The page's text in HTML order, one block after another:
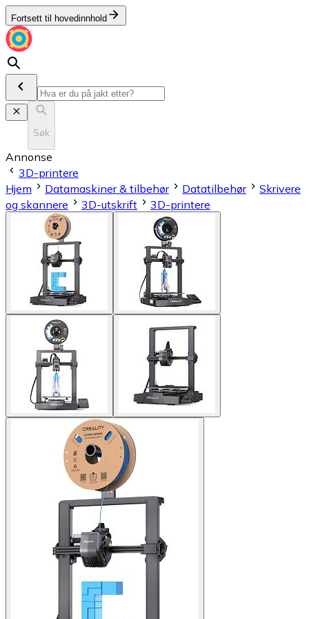
Fortsett til hovedinnhold
Søk
Annonse
3D-printere
Hjem
Datamaskiner & tilbehør Datatilbehør
Skrivere
og skannere
3D-utskrift 3D-printere